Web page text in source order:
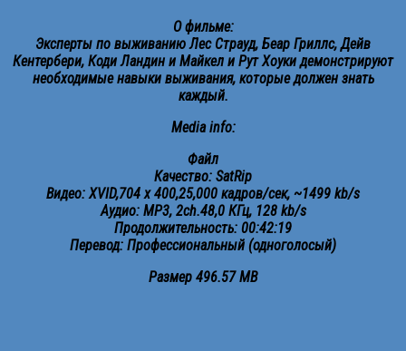
О фильме:
Эксперты по выживанию Лес Страуд, Беар Гриллс, Дейв
Кентербери, Коди Ландин и Майкел и Рут Хоуки демонстрируют
необходимые навыки выживания, которые должен знать
каждый.
Media info:
Файл
Качество: SatRip
Видео: XVID,704 x 400,25,000 кадров/сек, ~1499 kb/s
Аудио: MP3, 2ch.48,0 КГц, 128 kb/s
Продолжительность: 00:42:19
Перевод: Профессиональный (одноголосый)
Размер 496.57 MB